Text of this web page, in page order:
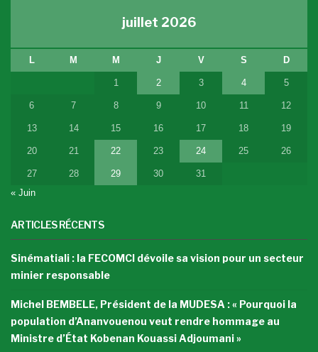
juillet 2026
L M M J V S D
1 2 3 4 5
6 7 8 9 10 11 12
13 14 15 16 17 18 19
20 21 22 23 24 25 26
27 28 29 30
31
« Juin
ARTICLES RÉCENTS
Sinématiali : la FECOMCI dévoile sa vision pour un secteur
minier responsable
Michel BEMBELE, Président de la MUDESA : « Pourquoi la
population d’Ananvouenou veut rendre hommage au
Ministre d’État Kobenan Kouassi Adjoumani »